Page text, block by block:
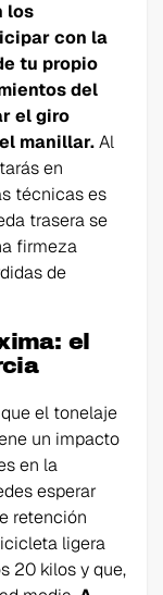
los
con la
tu propio
del
el giro
manillar.Al
en
técnicas es
trasera se
firmeza
de
el
el tonelaje
un impacto
en la
esperar
retención
ligera
20 kilos y que,